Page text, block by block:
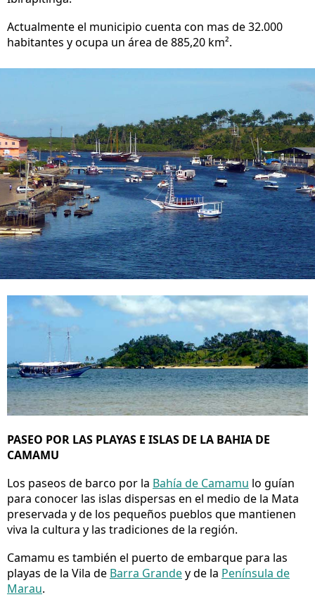
Actualmente el municipio cuenta con mas de 32.000
habitantes y ocupa un área de 885,20 km².
PASEO POR LAS PLAYAS E ISLAS DE LA BAHIA DE
CAMAMU
Los paseos de barco por la Bahía de Camamu lo guían
para conocer las islas dispersas en el medio de la Mata
preservada y de los pequeños pueblos que mantienen
viva la cultura y las tradiciones de la región.
Camamu es también el puerto de embarque para las
playas de la Vila de Barra Grandey de la Península de
Marau.